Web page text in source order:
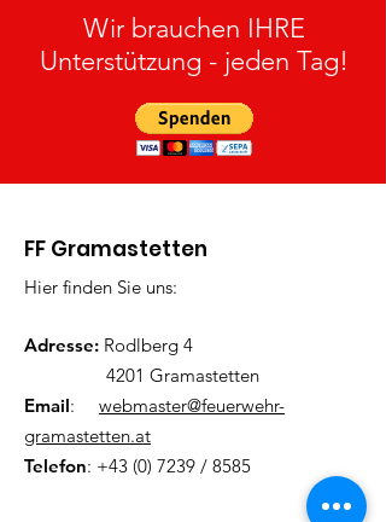
Wir brauchen IHRE
Unterstützung - jeden Tag!
FF Gramastetten
Hier finden Sie uns:
Adresse: Rodlberg 4
4201 Gramastetten
Email: webmaster@feuerwehr-
gramastetten.at
Telefon: +43 (0) 7239 / 8585